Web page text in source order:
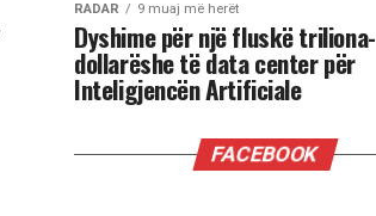
RADAR 9 muaj më herët
Dyshime për një fluskë triliona-
dollarëshe të data center për
Inteligjencën Artificiale
FACEBOOK